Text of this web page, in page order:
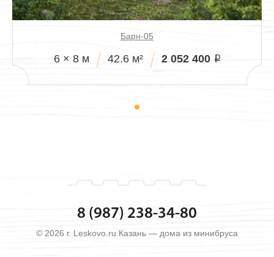
Барн-05
6 × 8 м 42.6 м² 2 052 400 i
8 (987) 238-34-80
© 2026 г. Leskovo.ru Казань — дома из минибруса